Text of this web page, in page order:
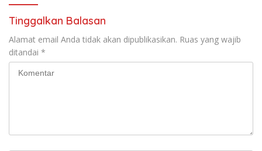
Tinggalkan Balasan
Alamat email Anda tidak akan dipublikasikan. Ruas yang wajib
ditandai *